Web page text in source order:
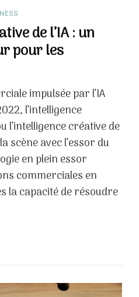
de l’IA : un
pour les
impulsée par l’IA
l’intelligence
l’intelligence créative de
scène avec l’essor du
en plein essor
commerciales en
capacité de résoudre